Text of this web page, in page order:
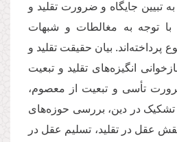
تبیین جایگاه و ضرورت تقلید و
با توجه به مغالطات و شبهات
پرداخته‌اند. بیان حقیقت تقلید و
انگیزه‌های تقلید و تبعیت
تأسی و تبعیت از معصوم،
تشکیک در دین، بررسی حوزه‌های
عقل در تقلید، تسلیم عقل در